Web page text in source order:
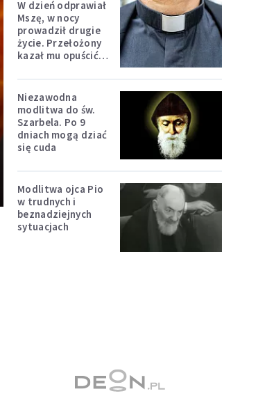
W dzień odprawiał
Mszę, w nocy
prowadził drugie
życie. Przełożony
kazał mu opuścić
Niezawodna
modlitwa do św.
Szarbela. Po 9
dniach mogą dziać
się cuda
Modlitwa ojca Pio
w trudnych i
beznadziejnych
sytuacjach